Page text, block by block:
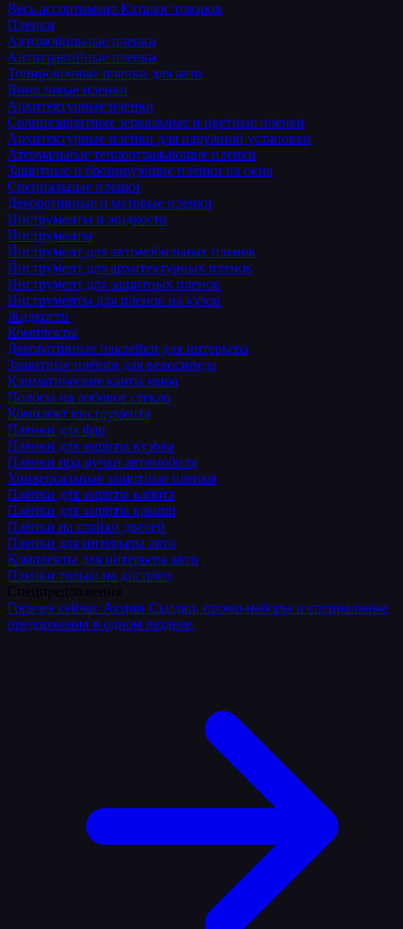
Весь ассортимент Каталог товаров
Пленки
Автомобильные пленки
Антигравийные пленки
Тонировочные пленки для авто
Виниловые пленки
Архитектурные пленки
Солнцезащитные зеркальные и цветные пленки
Архитектурные пленки для наружной установки
Атермальные теплоотражающие пленки
Защитные и бронирующие пленки на окна
Специальные плёнки
Декоративные и матовые пленки
Инструменты и жидкости
Инструменты
Инструмент для автомобильных пленок
Инструмент для архитектурных пленок
Инструмент для защитных пленок
Инструменты для пленок на кузов
Жидкости
Комплекты
Декоративные наклейки для интерьера
Защитные плёнки для велосипеда
Климатические карты мира
Полосы на лобовое стекло
Комплект инструмента
Пленки для фар
Пленки для защиты кузова
Пленки под ручки автомобиля
Универсальные защитные пленки
Плёнки для защиты капота
Плёнки для защиты крыши
Плёнки на стойки дверей
Пленки для интерьера авто
Комплекты для интерьера авто
Пленки только на дисплеи
Горячее сейчас Акции Скидки, промо-наборы и специальные
предложения в одном разделе.